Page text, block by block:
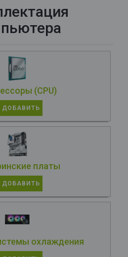
(CPU)
ДОБАВИТЬ
платы
ДОБАВИТЬ
охлаждения